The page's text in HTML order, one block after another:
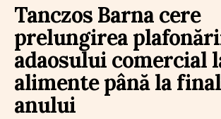
Tanczos Barna cere
prelungirea
adaosului comercial
alimente până la
anului